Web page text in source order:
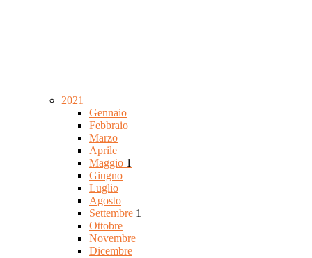
2021
Gennaio
Febbraio
Marzo
Aprile
Maggio 1
Giugno
Luglio
Agosto
Settembre 1
Ottobre
Novembre
Dicembre